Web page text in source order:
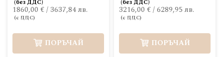
1860,00 €/ 3637,84 лв.
ПОРЪЧАЙ
3216,00 €/6289,95 лв.
ПОРЪЧАЙ